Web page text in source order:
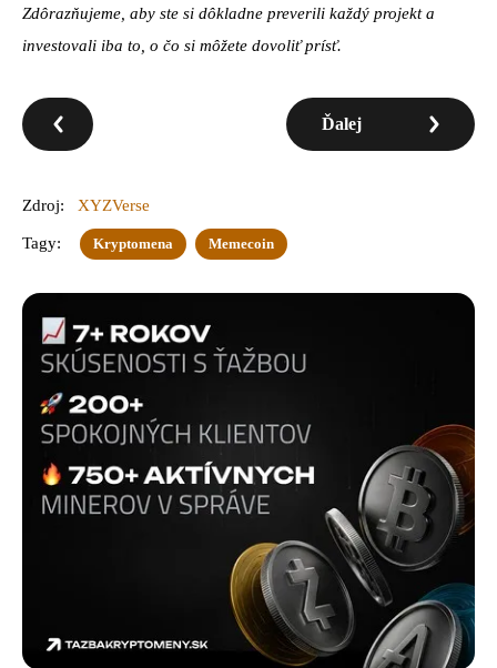
Zdôrazňujeme, aby ste si dôkladne preverili každý projekt a
investovali iba to, o čo si môžete dovoliť prísť.
Ďalej
Zdroj: XYZVerse
Tagy: Kryptomena Memecoin